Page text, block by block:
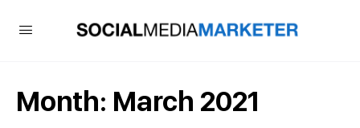
Month: March 2021